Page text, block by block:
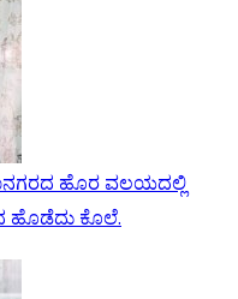
ಹೊರ ವಲಯದಲ್ಲಿ
ಹೊಡೆದು ಕೊಲೆ.